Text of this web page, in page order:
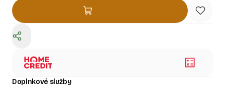
Doplnkové služby